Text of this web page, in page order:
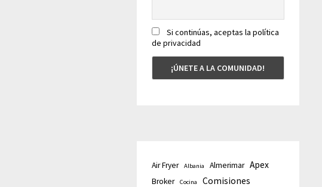
Si continúas, aceptas la política
de privacidad
Air Fryer Albania Almerimar Apex
Broker Cocina
Comisiones